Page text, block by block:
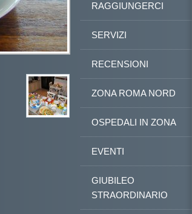
RAGGIUNGERCI
SERVIZI
RECENSIONI
ZONA ROMA NORD
OSPEDALI IN ZONA
EVENTI
GIUBILEO
STRAORDINARIO